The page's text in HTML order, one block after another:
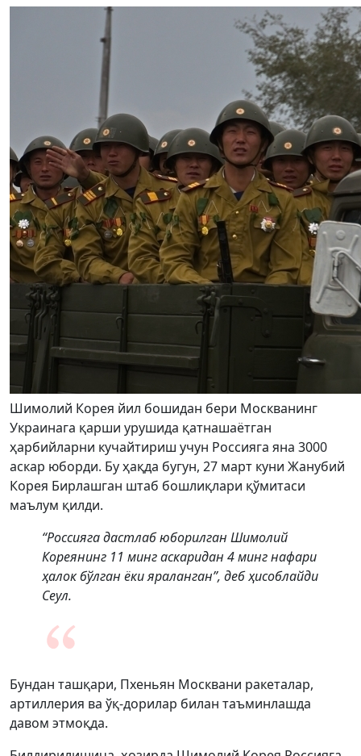
Шимолий Корея йил бошидан бери Москванинг
Украинага қарши урушида қатнашаётган
ҳарбийларни кучайтириш учун Россияга яна 3000
аскар юборди. Бу ҳақда бугун, 27 март куни Жанубий
Корея Бирлашган штаб бошлиқлари қўмитаси
маълум қилди.
“Россияга дастлаб юборилган Шимолий
Кореянинг 11 минг аскаридан 4 минг нафари
ҳалок бўлган ёки яраланган”, деб ҳисоблайди
Сеул.
Бундан ташқари, Пхеньян Москвани ракеталар,
артиллерия ва ўқ-дорилар билан таъминлашда
давом этмоқда.